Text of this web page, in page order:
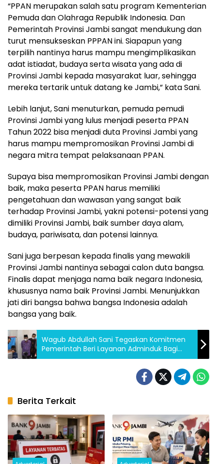
“PPAN merupakan salah satu program Kementerian
Pemuda dan Olahraga Republik Indonesia. Dan
Pemerintah Provinsi Jambi sangat mendukung dan
turut mensukseskan PPPAN ini. Siapapun yang
terpilih nantinya harus mampu mengimplikasikan
adat istiadat, budaya serta wisata yang ada di
Provinsi Jambi kepada masyarakat luar, sehingga
mereka tertarik untuk datang ke Jambi,” kata Sani.
Lebih lanjut, Sani menuturkan, pemuda pemudi
Provinsi Jambi yang lulus menjadi peserta PPAN
Tahun 2022 bisa menjadi duta Provinsi Jambi yang
harus mampu mempromosikan Provinsi Jambi di
negara mitra tempat pelaksanaan PPAN.
Supaya bisa mempromosikan Provinsi Jambi dengan
baik, maka peserta PPAN harus memiliki
pengetahuan dan wawasan yang sangat baik
terhadap Provinsi Jambi, yakni potensi-potensi yang
dimiliki Provinsi Jambi, baik sumber daya alam,
budaya, pariwisata, dan potensi lainnya.
Sani juga berpesan kepada finalis yang mewakili
Provinsi Jambi nantinya sebagai calon duta bangsa.
Finalis dapat menjaga nama baik negara Indonesia,
khususnya nama baik Provinsi Jambi. Menunjukkan
jati diri bangsa bahwa bangsa Indonesia adalah
bangsa yang baik.
Wagub Abdullah Sani Tegaskan Komitmen
Pemerintah Beri Layanan Adminduk Bagi
Disabilitas
Berita Terkait